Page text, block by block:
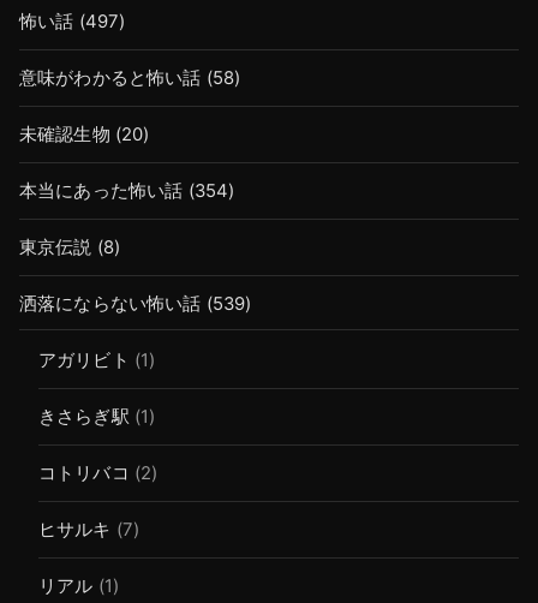
怖い話 (497)
意味がわかると怖い話 (58)
未確認生物 (20)
本当にあった怖い話 (354)
東京伝説 (8)
洒落にならない怖い話 (539)
アガリビト (1)
きさらぎ駅 (1)
コトリバコ (2)
ヒサルキ (7)
リアル (1)